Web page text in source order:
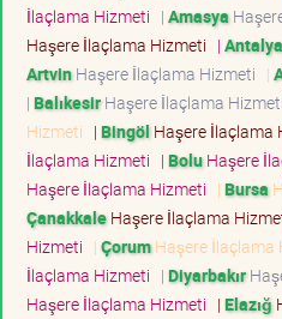
İlaçlama Hizmeti | Amasya
Haşere İlaçlama Hizmeti | Antalya
ArtvinHaşere İlaçlama Hizmeti |
| BalıkesirHaşere İlaçlama Hizmeti
Hizmeti | Bingöl Haşere İlaçlama
İlaçlama Hizmeti | BoluHaşere
Haşere İlaçlama Hizmeti | Bursa
ÇanakkaleHaşere İlaçlama
Hizmeti | ÇorumHaşere İlaçlama
İlaçlama Hizmeti | Diyarbakır
Haşere İlaçlama Hizmeti | Elazığ